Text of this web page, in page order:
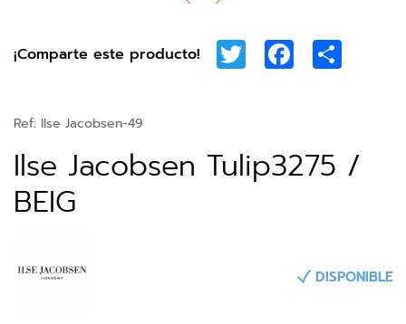
¡Comparte este producto! Twitter Facebook
Ref: Ilse Jacobsen-49
Ilse Jacobsen Tulip3275 /
BEIG
DISPONIBLE